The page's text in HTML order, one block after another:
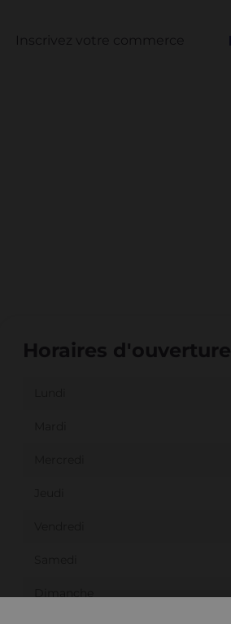
Inscrivez votre commerce
Horaires d'ouverture